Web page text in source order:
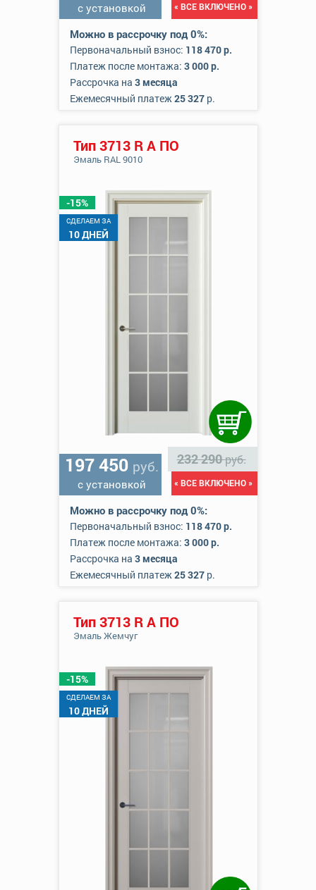
с установкой « ВСЕ ВКЛЮЧЕНО »
Можно в рассрочку под 0%:
Первоначальный взнос: 118 470 р.
Платеж после монтажа: 3 000 р.
Рассрочка на 3 месяца
Ежемесячный платеж25 327р.
-15%
CДЕЛАЕМ ЗА
10 ДНЕЙ
Тип 3713 R А ПО
Эмаль RAL 9010
197 450 руб.
с установкой
232 290руб.
« ВСЕ ВКЛЮЧЕНО »
Можно в рассрочку под 0%:
Первоначальный взнос: 118 470 р.
Платеж после монтажа: 3 000 р.
Рассрочка на 3 месяца
Ежемесячный платеж25 327р.
-15%
CДЕЛАЕМ ЗА
10 ДНЕЙ
Тип 3713 R А ПО
Эмаль Жемчуг